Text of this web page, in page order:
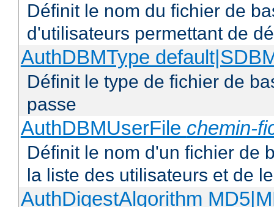
Définit le nom du fichier de
d'utilisateurs permettant de
AuthDBMType
Définit le type de fichier de
passe
AuthDBMUserFile chemin-
Définit le nom d'un fichier de
la liste des utilisateurs et de
AuthDigestAlgorithm